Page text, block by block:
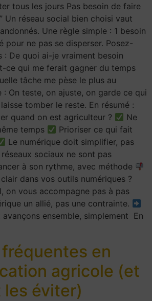
tous les jours Pas besoin de faire
Un réseau social bien choisi vaut
Une règle simple : 1 besoin
pour ne pas se disperser. Posez-
: De quoi ai-je vraiment besoin
ce qui me ferait gagner du temps
tâche me pèse le plus au
: On teste, on ajuste, on garde ce qui
tomber le reste. En résumé :
quand on est agriculteur ?
Ne
temps
Prioriser ce qui fait
Le numérique doit simplifier, pas
réseaux sociaux ne sont pas
à son rythme, avec méthode
dans vos outils numériques ?
on vous accompagne pas à pas
un allié, pas une contrainte.
ensemble, simplement En
en
agricole (et
éviter)